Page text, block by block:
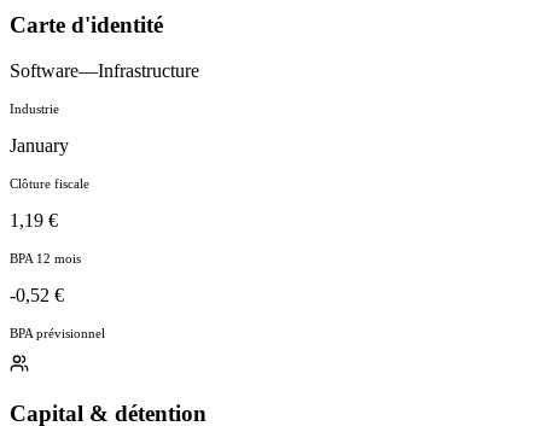
Carte d'identité
Software—Infrastructure
Industrie
January
Clôture fiscale
1,19 €
BPA 12 mois
-0,52 €
BPA prévisionnel
Capital & détention